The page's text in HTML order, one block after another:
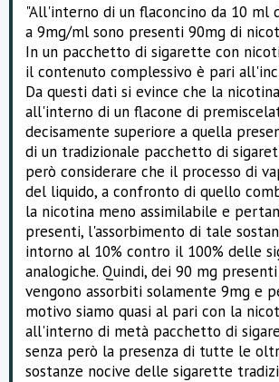
"All'interno di un flaconcino da 10 ml
a 9mg/ml sono presenti 90mg di
In un pacchetto di sigarette con
il contenuto complessivo è pari
Da questi dati si evince che la
all'interno di un flacone di
decisamente superiore a quella
di un tradizionale pacchetto di
però considerare che il processo di
del liquido, a confronto di quello
la nicotina meno assimilabile e
presenti, l'assorbimento di tale
intorno al 10% contro il 100% delle
analogiche. Quindi, dei 90 mg
vengono assorbiti solamente 9mg e
motivo siamo quasi al pari con la
all'interno di metà pacchetto di
senza però la presenza di tutte le
sostanze nocive delle sigarette